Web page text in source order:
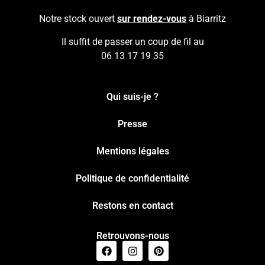
Notre stock ouvert sur rendez-vous à Biarritz
Il suffit de passer un coup de fil au
06 13 17 19 35
Qui suis-je ?
Presse
Mentions légales
Politique de confidentialité
Restons en contact
Retrouvons-nous